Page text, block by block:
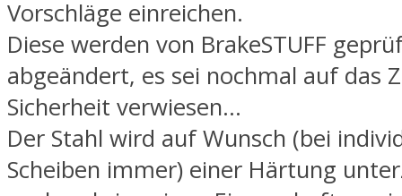
Vorschläge einreichen.
Diese werden von BrakeSTUFF
abgeändert, es sei nochmal auf das
Sicherheit verwiesen…
Der Stahl wird auf Wunsch (bei
Scheiben immer) einer Härtung